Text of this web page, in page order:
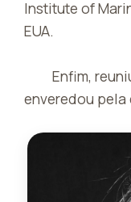
Institute of
EUA.
Enfim,
enveredou